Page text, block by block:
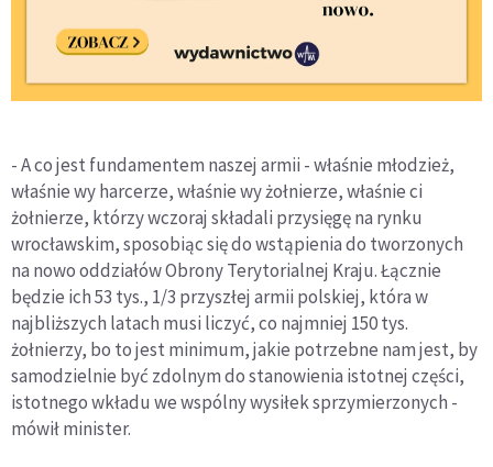
- A co jest fundamentem naszej armii - właśnie młodzież,
właśnie wy harcerze, właśnie wy żołnierze, właśnie ci
żołnierze, którzy wczoraj składali przysięgę na rynku
wrocławskim, sposobiąc się do wstąpienia do tworzonych
na nowo oddziałów Obrony Terytorialnej Kraju. Łącznie
będzie ich 53 tys., 1/3 przyszłej armii polskiej, która w
najbliższych latach musi liczyć, co najmniej 150 tys.
żołnierzy, bo to jest minimum, jakie potrzebne nam jest, by
samodzielnie być zdolnym do stanowienia istotnej części,
istotnego wkładu we wspólny wysiłek sprzymierzonych -
mówił minister.